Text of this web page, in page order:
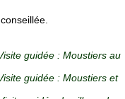
guidée : Moustiers au
guidée : Moustiers et